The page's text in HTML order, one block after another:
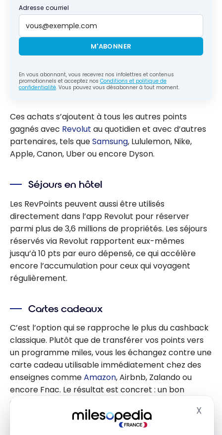
X
Adresse courriel
M'ABONNER
En vous abonnant, vous recevrez nos infolettres et contenus
promotionnels et acceptez nos Conditions et politique de
confidentialité. Vous pouvez vous désabonner à tout moment.
Ces achats s’ajoutent à tous les autres points
gagnés avec Revolut au quotidien et avec d’autres
partenaires, tels queSamsung, Lululemon, Nike,
Apple, Canon, Uber ou encore Dyson.
Séjours en hôtel
Les RevPoints peuvent aussi être utilisés
directement dans l’app Revolut pour réserver
parmi plus de 3,6 millions de propriétés. Les séjours
réservés via Revolut rapportent eux-mêmes
jusqu’à 10 pts par euro dépensé, ce qui accélère
encore l’accumulation pour ceux qui voyagent
régulièrement.
Cartes cadeaux
C’est l’option qui se rapproche le plus du cashback
classique. Plutôt que de transférer vos points vers
un programme miles, vous les échangez contre une
carte cadeau utilisable immédiatement chez des
enseignes commeAmazon, Airbnb, Zalando ou
encore Fnac. Le résultat est concret : un bon
d’achat que vous utilisez comme de l’argent, sans
passer par un programme de fidélité tiers.